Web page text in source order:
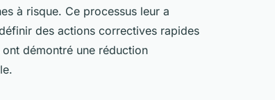
à risque. Ce processus leur a
des actions correctives rapides
démontré une réduction